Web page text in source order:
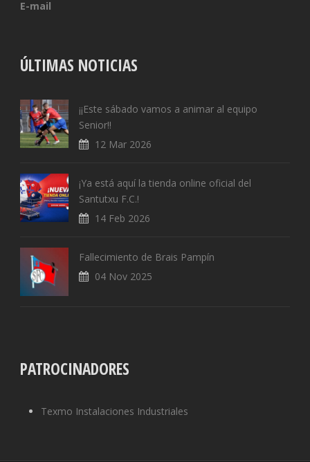
E-mail
ÚLTIMAS NOTICIAS
¡¡Este sábado vamos a animar al equipo
Senior!!
12 Mar 2026
¡Ya está aquí la tienda online oficial del
Santutxu F.C.!
14 Feb 2026
Fallecimiento de Brais Pampín
04 Nov 2025
PATROCINADORES
Texmo Instalaciones Industriales